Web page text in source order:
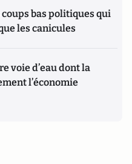
bas politiques qui
les canicules
voie d’eau dont la
l’économie